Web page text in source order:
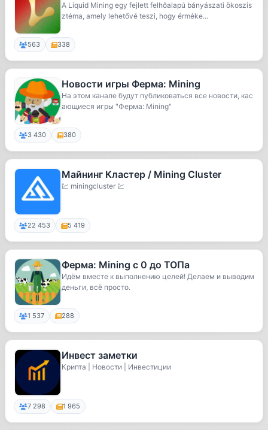
A Liquid Mining egy fejlett felhőalapú bányászati ökoszis
ztéma, amely lehetővé teszi, hogy érméke...
563 338
Новости игры Ферма: Mining
На этом канале будут публиковаться все новости, кас
ающиеся игры "Ферма: Mining"
3 430 380
Майнинг Кластер / Mining Cluster
💹 miningcluster 💹
22 453 5 419
Ферма: Mining с 0 до ТОПа
Идём вместе к выполнению целей! Делаем и выводим
деньги, всё просто.
1 537 288
Инвест заметки
Крипта | Новости | Инвестиции
7 298 1 965